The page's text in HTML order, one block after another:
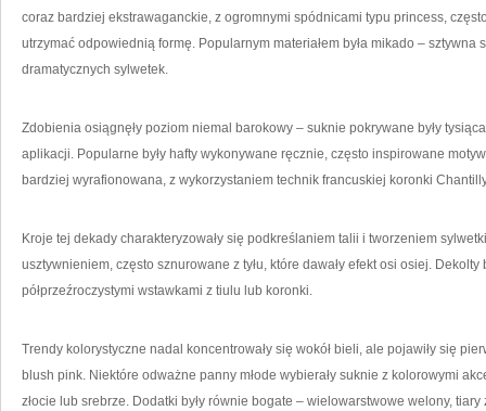
coraz bardziej ekstrawaganckie, z ogromnymi spódnicami typu princess,
utrzymać odpowiednią formę. Popularnym materiałem była mikado – sztywna
dramatycznych sylwetek.
Zdobienia osiągnęły poziom niemal barokowy – suknie pokrywane były
aplikacji. Popularne były hafty wykonywane ręcznie, często inspirowane
bardziej wyrafionowana, z wykorzystaniem technik francuskiej koronki
Kroje tej dekady charakteryzowały się podkreślaniem talii i tworzeniem
usztywnieniem, często sznurowane z tyłu, które dawały efekt osi osiej.
półprzeźroczystymi wstawkami z tiulu lub koronki.
Trendy kolorystyczne nadal koncentrowały się wokół bieli, ale pojawiły się
blush pink. Niektóre odważne panny młode wybierały suknie z kolorowymi
złocie lub srebrze. Dodatki były równie bogate – wielowarstwowe welony, tiary